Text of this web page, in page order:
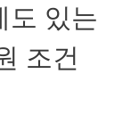
도 있는
조건